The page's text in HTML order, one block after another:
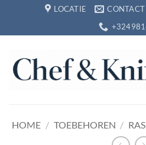
inhoud
LOCATIE CONTACT
HOME / TOEBEHOREN /